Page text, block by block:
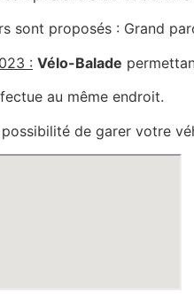
sont proposés : Grand
: Vélo-Balade
au même endroit.
de garer votre